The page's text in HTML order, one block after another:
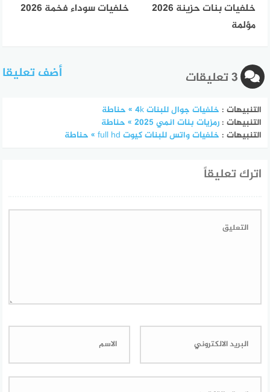
خلفيات بنات حزينة 2026
مؤلمة
خلفيات سوداء فخمة 2026
3 تعليقات أضف تعليقا
التنبيهات : خلفيات جوال للبنات 4k » حناطة
التنبيهات :رمزيات بنات انمي 2025 » حناطة
التنبيهات : خلفيات واتس للبنات كيوت full hd » حناطة
اترك تعليقاً